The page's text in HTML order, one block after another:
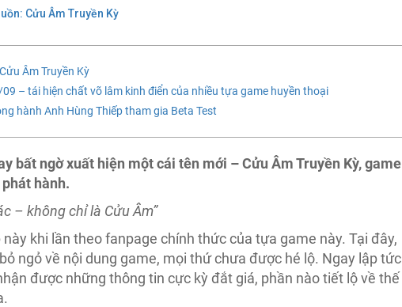
Cửu Âm Truyền Kỳ
Âm Truyền Kỳ
– tái hiện chất võ lâm kinh điển của nhiều tựa game huyền thoại
hành Anh Hùng Thiếp tham gia Beta Test
bất ngờ xuất hiện một cái tên mới – Cửu Âm Truyền Kỳ, game
hành.
– không chỉ là Cửu Âm”
khi lần theo fanpage chính thức của tựa game này. Tại đây,
ngỏ về nội dung game, mọi thứ chưa được hé lộ. Ngay lập tức
được những thông tin cực kỳ đắt giá, phần nào tiết lộ về thế